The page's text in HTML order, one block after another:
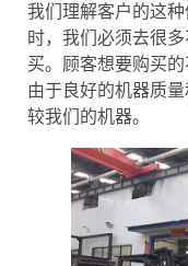
我们理解客户的这
时，我们必须去很
买。顾客想要购买
由于良好的机器质
较我们的机器。